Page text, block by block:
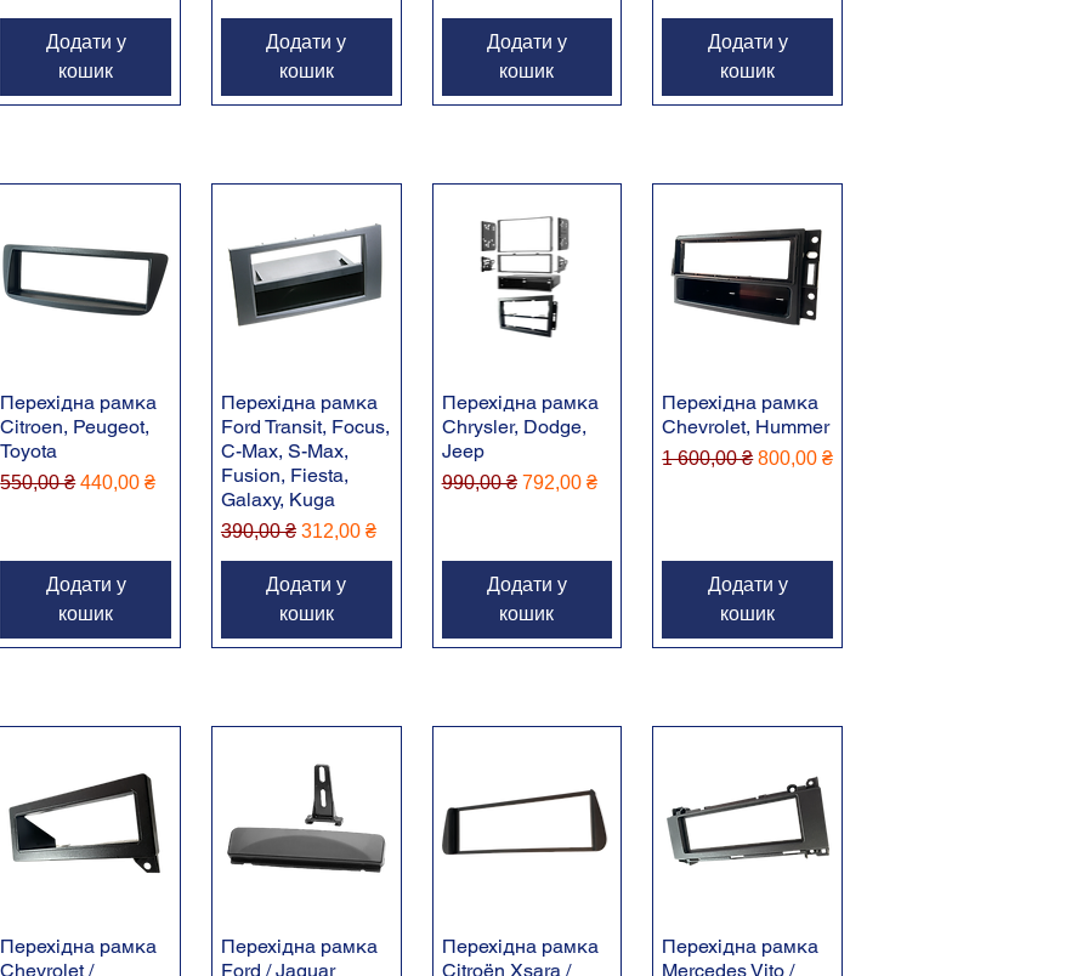
Додати у
кошик
Додати у
кошик
Додати у
кошик
Додати у
кошик
Перехідна рамка
Citroen, Peugeot,
Toyota
Звичайна ціна
550,00 ₴ За розпродажем
440,00 ₴
Додати у
кошик
Перехідна рамка
Ford Transit, Focus,
C-Max, S-Max,
Fusion, Fiesta,
Galaxy, Kuga
Звичайна ціна
390,00 ₴ За розпродажем
312,00 ₴
Додати у
кошик
Перехідна рамка
Chrysler, Dodge,
Jeep
Звичайна ціна
990,00 ₴ За розпродажем
792,00 ₴
Додати у
кошик
Перехідна рамка
Chevrolet, Hummer
Звичайна ціна
1 600,00 ₴ За розпродажем
800,00 ₴
Додати у
кошик
Перехідна рамка
Chevrolet /
Перехідна рамка
Ford / Jaguar
Перехідна рамка
Citroën Xsara /
Перехідна рамка
Mercedes Vito /